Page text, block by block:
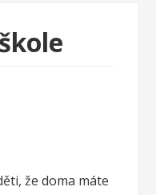
že doma máte